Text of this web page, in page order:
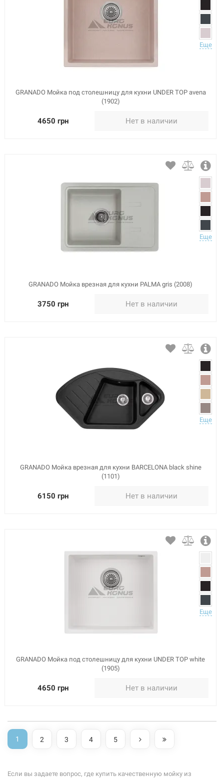
Еще
GRANADO Мойка под столешницу для кухни UNDER TOP avena
(1902)
4650 грн Нет в наличии
Еще
GRANADO Мойка врезная для кухни PALMA gris (2008)
3750 грн Нет в наличии
Еще
GRANADO Мойка врезная для кухни BARCELONA black shine
(1101)
6150 грн Нет в наличии
Еще
GRANADO Мойка под столешницу для кухни UNDER TOP white
(1905)
4650 грн Нет в наличии
1 2 3 4 5
Если вы задаете вопрос, где купить качественную мойку из